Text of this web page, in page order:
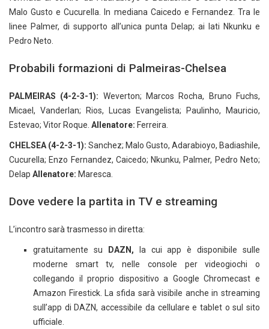
Malo Gusto e Cucurella. In mediana Caicedo e Fernandez. Tra le
linee Palmer, di supporto all’unica punta Delap; ai lati Nkunku e
Pedro Neto.
Probabili formazioni di Palmeiras-Chelsea
PALMEIRAS (4-2-3-1): Weverton; Marcos Rocha, Bruno Fuchs,
Micael, Vanderlan; Rios, Lucas Evangelista; Paulinho, Mauricio,
Estevao; Vitor Roque. Allenatore: Ferreira.
CHELSEA (4-2-3-1): Sanchez; Malo Gusto, Adarabioyo, Badiashile,
Cucurella; Enzo Fernandez, Caicedo; Nkunku, Palmer, Pedro Neto;
Delap Allenatore: Maresca.
Dove vedere la partita in TV e streaming
L’incontro sarà trasmesso in diretta:
gratuitamente su DAZN, la cui app è disponibile sulle
moderne smart tv, nelle console per videogiochi o
collegando il proprio dispositivo a Google Chromecast e
Amazon Firestick. La sfida sarà visibile anche in streaming
sull’app di DAZN, accessibile da cellulare e tablet o sul sito
ufficiale.